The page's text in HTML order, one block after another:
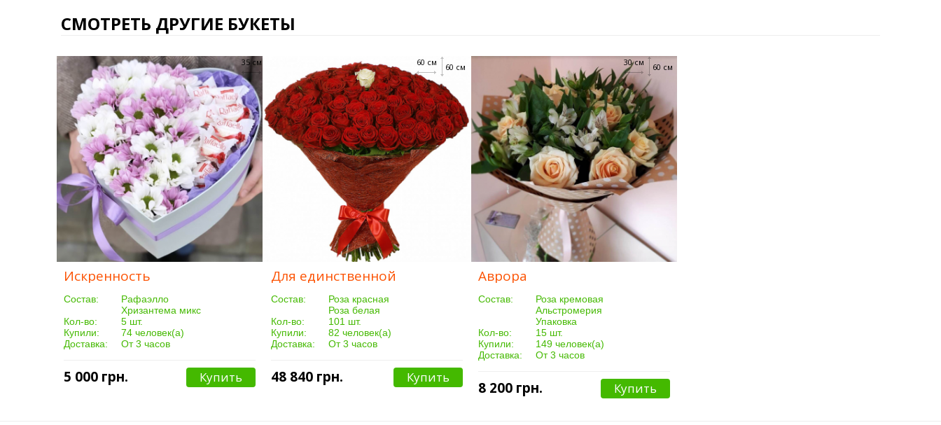
СМОТРЕТЬ ДРУГИЕ БУКЕТЫ
35 см
Искренность
Cостав:
Рафаэлло
Хризантема микс
Кол-во:
5 шт.
Купили:
74 человек(а)
Доставка:
От 3 часов
5 000 грн. Купить
60 см
60 см
Для единственной
Cостав:
Роза красная
Роза белая
Кол-во:
101 шт.
Купили:
82 человек(а)
Доставка:
От 3 часов
48 840 грн. Купить
60 см
30 см
Аврора
Cостав:
Роза кремовая
Альстромерия
Упаковка
Кол-во:
15 шт.
Купили:
149 человек(а)
Доставка:
От 3 часов
8 200 грн. Купить